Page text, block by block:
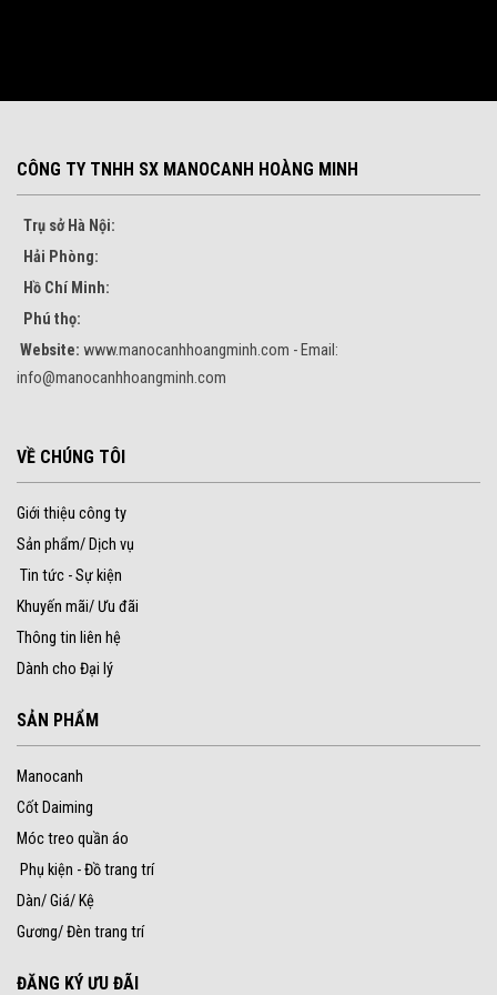
CÔNG TY TNHH SX MANOCANH HOÀNG MINH
Trụ sở Hà Nội:
Hải Phòng:
Hồ Chí Minh:
Phú thọ:
Website: www.manocanhhoangminh.com - Email:
info@manocanhhoangminh.com
VỀ CHÚNG TÔI
Giới thiệu công ty
Sản phẩm/ Dịch vụ
Tin tức - Sự kiện
Khuyến mãi/ Ưu đãi
Thông tin liên hệ
Dành cho Đại lý
SẢN PHẨM
Manocanh
Cốt Daiming
Móc treo quần áo
Phụ kiện - Đồ trang trí
Dàn/ Giá/ Kệ
Gương/ Đèn trang trí
ĐĂNG KÝ ƯU ĐÃI